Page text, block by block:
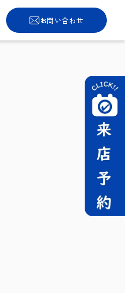
お問い合わせ